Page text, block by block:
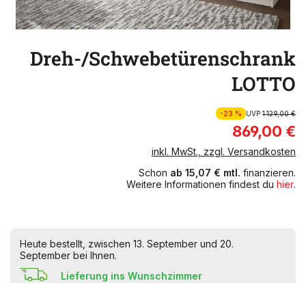
Dreh-/Schwebetürenschrank
LOTTO
-23 % UVP1.129,00 €
869,00 €
inkl. MwSt., zzgl. Versandkosten
Schon ab 15,07 € mtl. finanzieren.
Weitere Informationen findest du hier.
Heute bestellt, zwischen 13. September und 20.
September bei Ihnen.
Lieferung ins Wunschzimmer